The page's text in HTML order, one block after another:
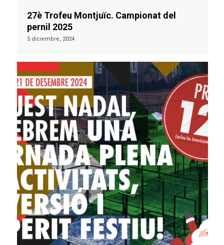
27è Trofeu Montjuïc. Campionat del
pernil 2025
5 diciembre, 2024